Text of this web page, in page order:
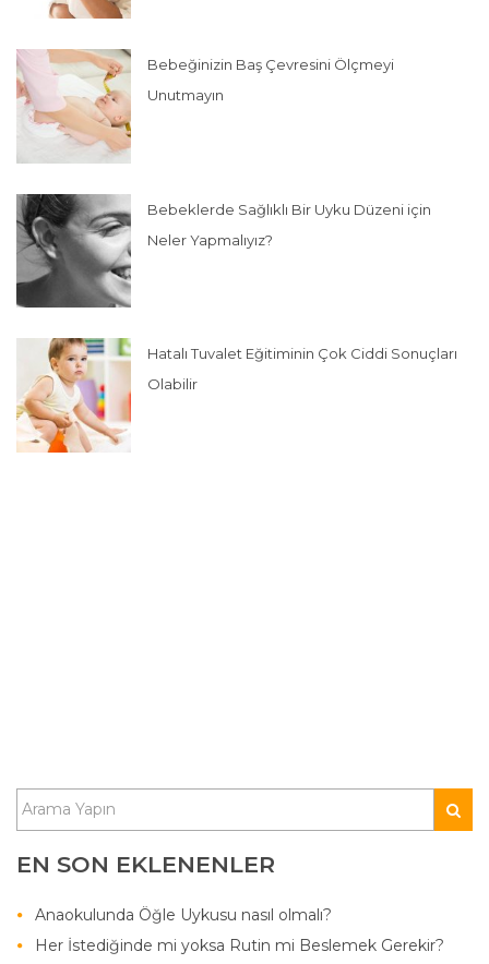
Bebeğinizin Baş Çevresini Ölçmeyi
Unutmayın
Bebeklerde Sağlıklı Bir Uyku Düzeni için
Neler Yapmalıyız?
Hatalı Tuvalet Eğitiminin Çok Ciddi Sonuçları
Olabilir
EN SON EKLENENLER
Anaokulunda Öğle Uykusu nasıl olmalı?
Her İstediğinde mi yoksa Rutin mi Beslemek Gerekir?